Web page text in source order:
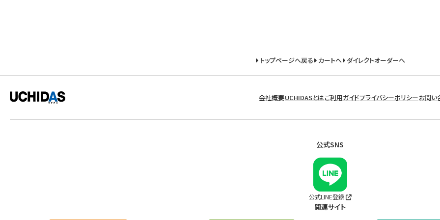
トップページへ戻る カートへ ダイレクトオーダーへ
会社概要UCHIDASとはご利用ガイドプライバシーポリシーお問い
公式SNS
公式LINE登録
関連サイト